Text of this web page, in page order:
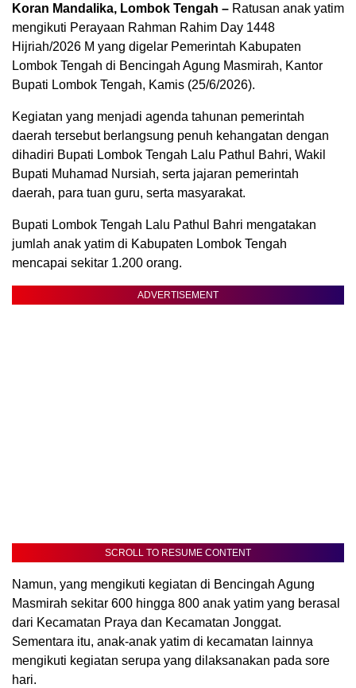
Koran Mandalika, Lombok Tengah – Ratusan anak yatim
mengikuti Perayaan Rahman Rahim Day 1448
Hijriah/2026 M yang digelar Pemerintah Kabupaten
Lombok Tengah di Bencingah Agung Masmirah, Kantor
Bupati Lombok Tengah, Kamis (25/6/2026).
Kegiatan yang menjadi agenda tahunan pemerintah
daerah tersebut berlangsung penuh kehangatan dengan
dihadiri Bupati Lombok Tengah Lalu Pathul Bahri, Wakil
Bupati Muhamad Nursiah, serta jajaran pemerintah
daerah, para tuan guru, serta masyarakat.
Bupati Lombok Tengah Lalu Pathul Bahri mengatakan
jumlah anak yatim di Kabupaten Lombok Tengah
mencapai sekitar 1.200 orang.
ADVERTISEMENT
SCROLL TO RESUME CONTENT
Namun, yang mengikuti kegiatan di Bencingah Agung
Masmirah sekitar 600 hingga 800 anak yatim yang berasal
dari Kecamatan Praya dan Kecamatan Jonggat.
Sementara itu, anak-anak yatim di kecamatan lainnya
mengikuti kegiatan serupa yang dilaksanakan pada sore
hari.